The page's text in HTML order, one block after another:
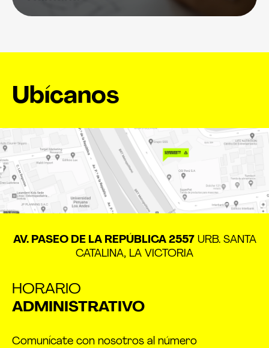
Ubícanos
AV. PASEO DE LA REPÚBLICA 2557URB. SANTA
CATALINA, LA VICTORIA
HORARIO
ADMINISTRATIVO
Comunícate con nosotros al número